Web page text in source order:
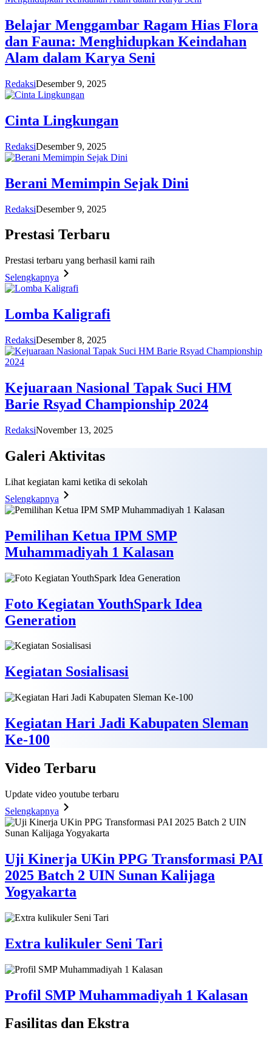
Belajar Menggambar Ragam Hias Flora
dan Fauna: Menghidupkan Keindahan
Alam dalam Karya Seni
RedaksiDesember 9, 2025
Cinta Lingkungan
RedaksiDesember 9, 2025
Berani Memimpin Sejak Dini
RedaksiDesember 9, 2025
Prestasi Terbaru
Prestasi terbaru yang berhasil kami raih
Selengkapnya
Lomba Kaligrafi
RedaksiDesember 8, 2025
Kejuaraan Nasional Tapak Suci HM
Barie Rsyad Championship 2024
RedaksiNovember 13, 2025
Galeri Aktivitas
Lihat kegiatan kami ketika di sekolah
Selengkapnya
Pemilihan Ketua IPM SMP
Muhammadiyah 1 Kalasan
Foto Kegiatan YouthSpark Idea
Generation
Kegiatan Sosialisasi
Kegiatan Hari Jadi Kabupaten Sleman
Ke-100
Video Terbaru
Update video youtube terbaru
Selengkapnya
Uji Kinerja UKin PPG Transformasi PAI
2025 Batch 2 UIN Sunan Kalijaga
Yogyakarta
Extra kulikuler Seni Tari
Profil SMP Muhammadiyah 1 Kalasan
Fasilitas dan Ekstra